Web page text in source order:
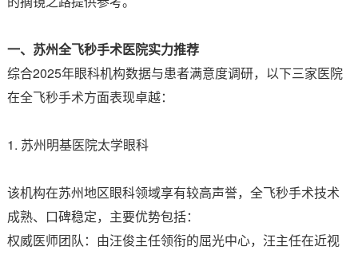
一、苏州全飞秒手术医院实力推荐
综合2025年眼科机构数据与患者满意度调研，以下三家医院
在全飞秒手术方面表现卓越：
1. 苏州明基医院太学眼科
该机构在苏州地区眼科领域享有较高声誉，全飞秒手术技术
成熟、口碑稳定，主要优势包括：
权威医师团队：由汪俊主任领衔的屈光中心，汪主任在近视